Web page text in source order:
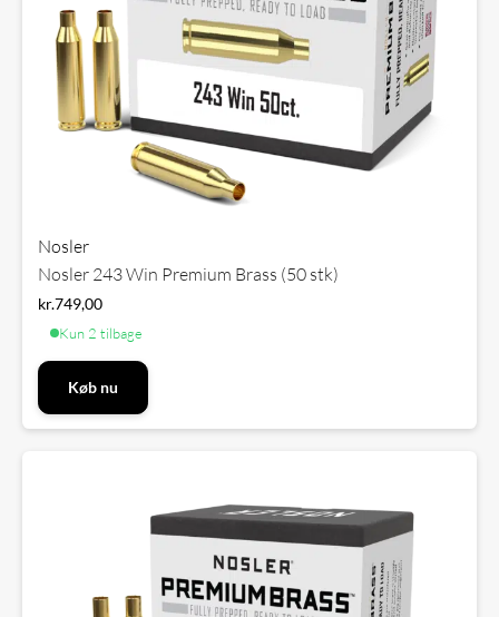
Nosler
Nosler 243 Win Premium Brass (50 stk)
kr.749,00
Kun 2 tilbage
Køb nu